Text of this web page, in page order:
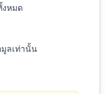
งหมด
ลเท่านั้น